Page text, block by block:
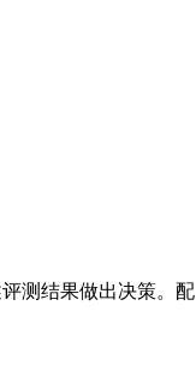
测结果做出决策。配